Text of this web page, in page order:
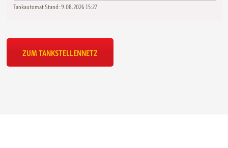
TankautomatStand:9.08.2026 15:27
ZUM TANKSTELLENNETZ